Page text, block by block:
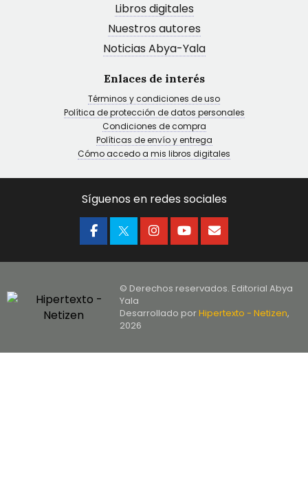
Libros digitales
Nuestros autores
Noticias Abya-Yala
Enlaces de interés
Términos y condiciones de uso
Política de protección de datos personales
Condiciones de compra
Políticas de envío y entrega
Cómo accedo a mis libros digitales
Síguenos en redes sociales
© Derechos reservados. Editorial Abya
Yala
Desarrollado porHipertexto - Netizen,
2026